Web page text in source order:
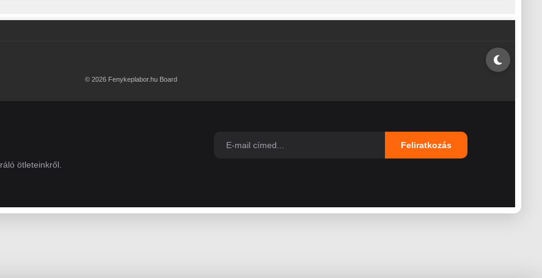
© 2026 Fenykeplabor.hu Board
ötleteinkről.
Feliratkozás